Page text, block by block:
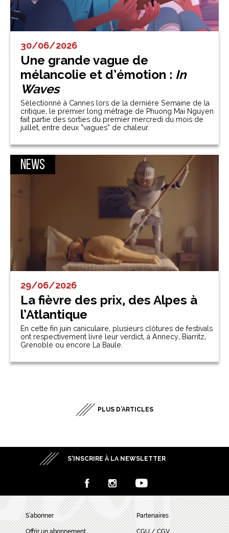
30/06/2026
Une grande vague de
mélancolie et d’émotion : In
Waves
Sélectionné à Cannes lors de la dernière Semaine de la
critique, le premier long métrage de Phuong Mai Nguyen
fait partie des sorties du premier mercredi du mois de
juillet, entre deux “vagues” de chaleur.
News
29/06/2026
La fièvre des prix, des Alpes à
l’Atlantique
En cette fin juin caniculaire, plusieurs clôtures de festivals
ont respectivement livré leur verdict, à Annecy, Biarritz,
Grenoble ou encore La Baule.
PLUS D'ARTICLES
S’INSCRIRE À LA NEWSLETTER
S’abonner
Offrir un abonnement
Partenaires
CGU / CGV